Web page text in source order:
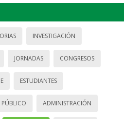
INVESTIGACIÓN
JORNADAS CONGRESOS
ESTUDIANTES
ADMINISTRACIÓN